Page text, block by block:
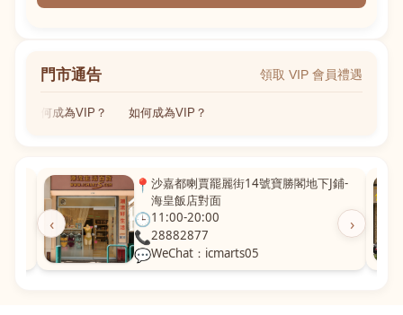
門市通告 領取 VIP 會員禮遇
如何成為VIP？ 如何成為VIP？
‹ ›
📍 沙嘉都喇賈罷麗街14號寶勝閣地下J鋪-
海皇飯店對面
🕒11:00-20:00
📞28882877
💬WeChat：icmarts05